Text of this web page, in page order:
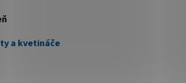
a kvetináče